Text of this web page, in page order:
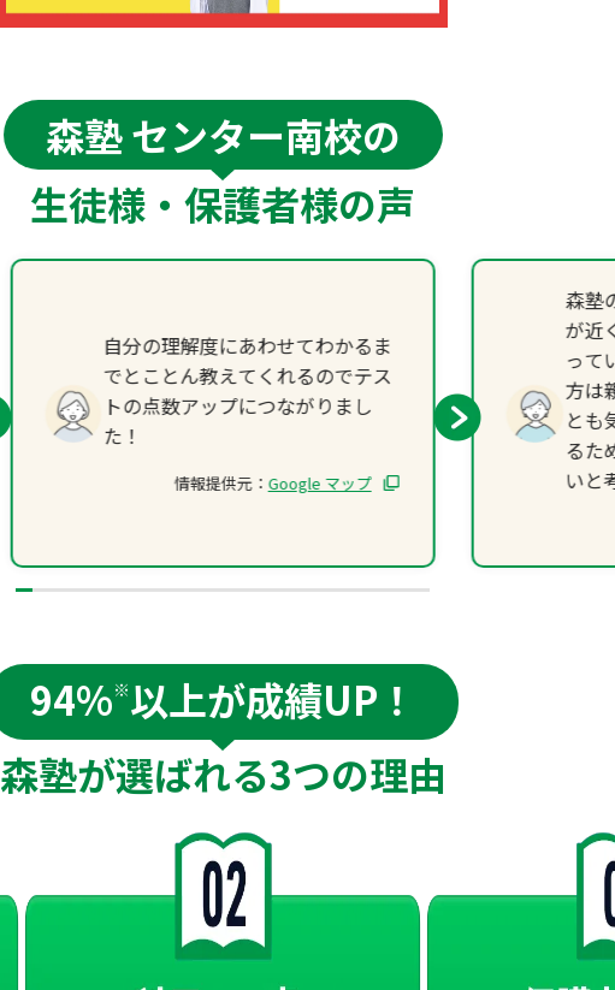
森塾 センター南校の
生徒様・保護者様の声
自分の理解度にあわせてわかるま
でとことん教えてくれるのでテス
トの点数アップにつながりまし
た！
情報提供元： Google マップ
森塾
が近
って
方は
とも
るた
いと
か
指導
ら
み
94%※以上が成績UP！
森塾が選ばれる3つの理由